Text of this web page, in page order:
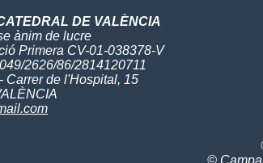
DE VALÈNCIA
ànim de lucre
Primera CV-01-038378-V
2626/86/2814120711
Carrer de l'Hospital, 15
©